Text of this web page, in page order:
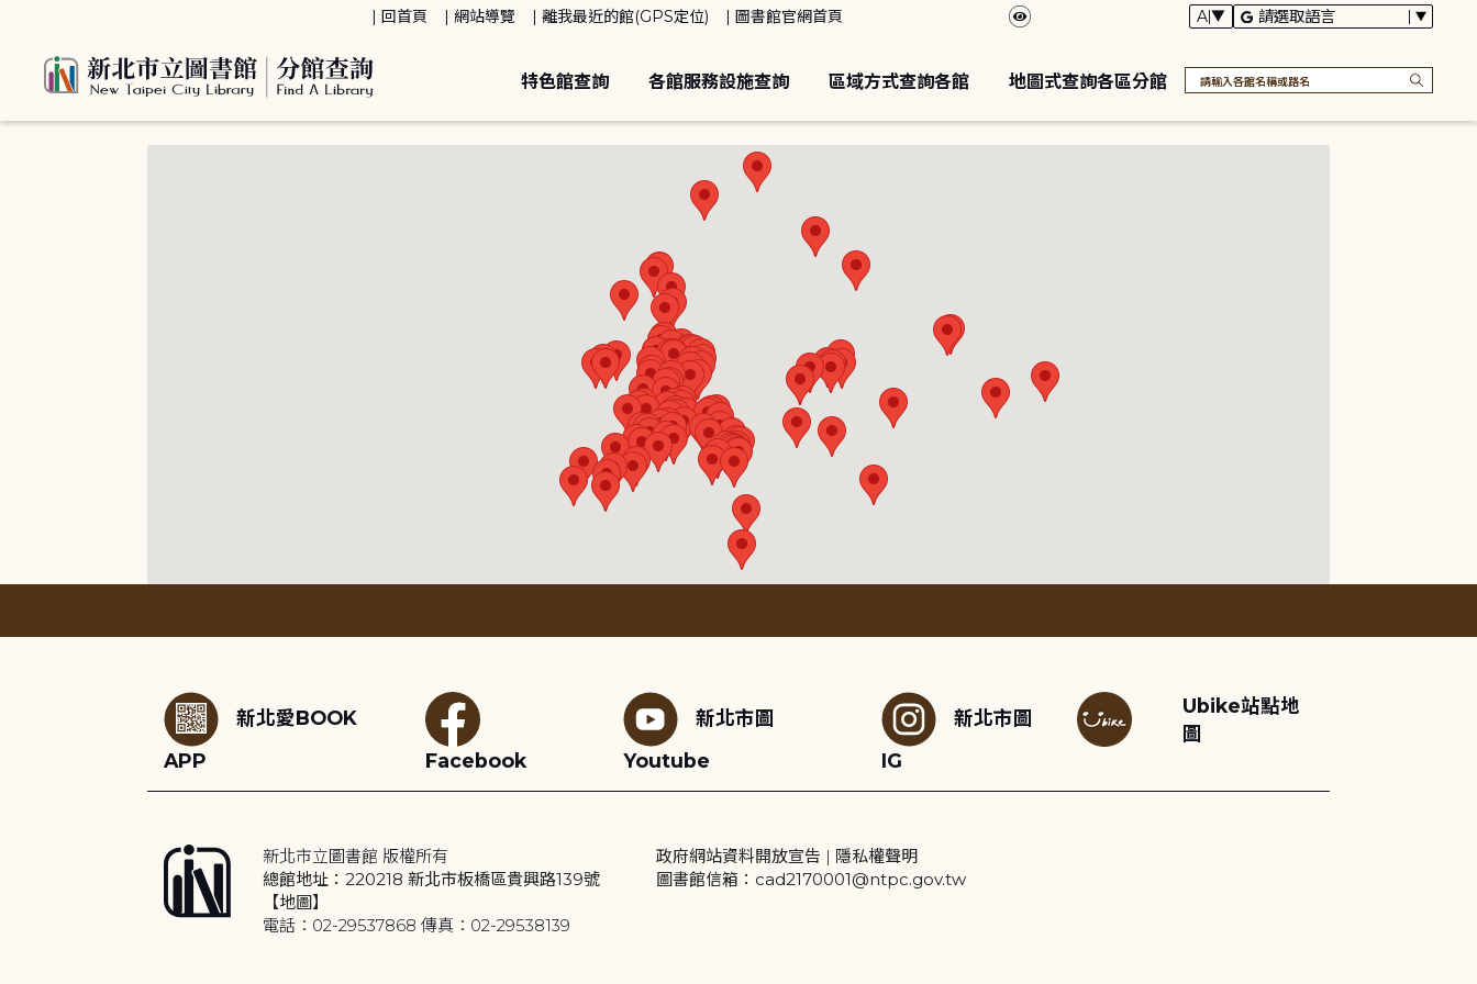
回首頁 網站導覽 離我最近的館(GPS定位) 圖書館官網首頁
特色館查詢 各館服務設施查詢 區域方式查詢各館 地圖式查詢各區分館
新北愛BOOK
APP
Facebook
新北市圖
Youtube
新北市圖
IG
Ubike站點地
圖
新北市立圖書館 版權所有
總館地址：220218 新北市板橋區貴興路139號
【地圖】
電話：02-29537868 傳真：02-29538139
政府網站資料開放宣告 | 隱私權聲明
圖書館信箱：cad2170001@ntpc.gov.tw